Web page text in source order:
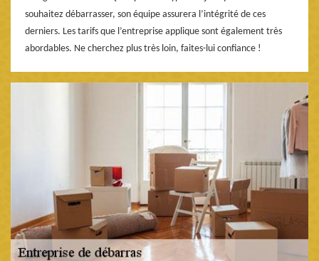
souhaitez débarrasser, son équipe assurera l’intégrité de ces
derniers. Les tarifs que l’entreprise applique sont également très
abordables. Ne cherchez plus très loin, faites-lui confiance !